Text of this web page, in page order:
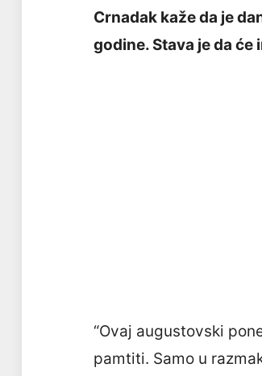
Crnadak kaže da je
godine. Stava je da
“Ovaj augustovski
pamtiti. Samo u